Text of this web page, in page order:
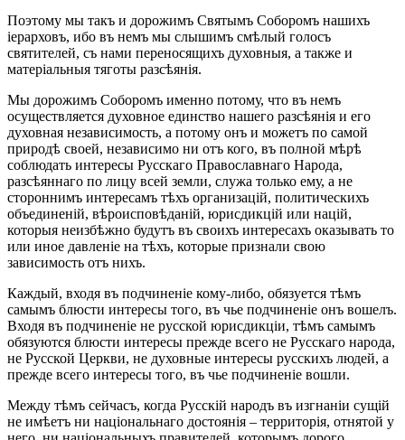
Поэтому мы такъ и дорожимъ Святымъ Соборомъ нашихъ
іерарховъ, ибо въ немъ мы слышимъ смѣлый голосъ
святителей, съ нами переносящихъ духовныя, а также и
матеріальныя тяготы разсѣянія.
Мы дорожимъ Соборомъ именно потому, что въ немъ
осуществляется духовное единство нашего разсѣянія и его
духовная независимость, а потому онъ и можетъ по самой
природѣ своей, независимо ни отъ кого, въ полной мѣрѣ
соблюдать интересы Русскаго Православнаго Народа,
разсѣяннаго по лицу всей земли, служа только ему, а не
стороннимъ интересамъ тѣхъ организацій, политическихъ
объединеній, вѣроисповѣданій, юрисдикцій или націй,
которыя неизбѣжно будутъ въ своихъ интересахъ оказывать то
или иное давленіе на тѣхъ, которые признали свою
зависимость отъ нихъ.
Каждый, входя въ подчиненіе кому-либо, обязуется тѣмъ
самымъ блюсти интересы того, въ чье подчиненіе онъ вошелъ.
Входя въ подчиненіе не русской юрисдикціи, тѣмъ самымъ
обязуются блюсти интересы прежде всего не Русскаго народа,
не Русской Церкви, не духовные интересы русскихъ людей, а
прежде всего интересы того, въ чье подчиненіе вошли.
Между тѣмъ сейчасъ, когда Русскій народъ въ изгнаніи сущій
не имѣетъ ни національнаго достоянія – территорія, отнятой у